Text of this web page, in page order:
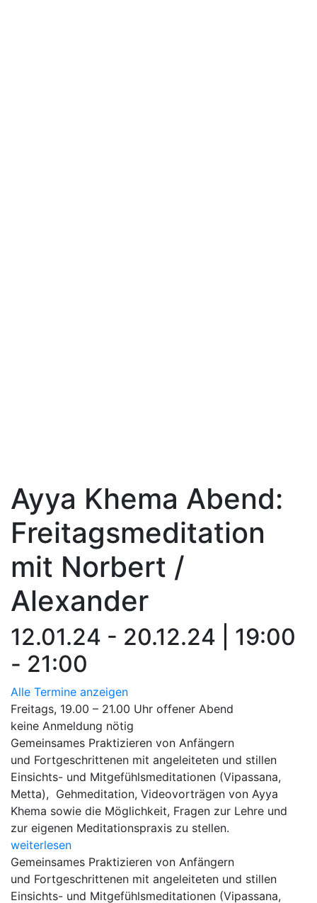
Ayya Khema Abend:
Freitagsmeditation
mit Norbert /
Alexander
12.01.24 - 20.12.24 | 19:00
- 21:00
Alle Termine anzeigen
Freitags, 19.00 – 21.00 Uhr offener Abend
keine Anmeldung nötig
Gemeinsames Praktizieren von Anfängern
und Fortgeschrittenen mit angeleiteten und stillen
Einsichts- und Mitgefühlsmeditationen (Vipassana,
Metta), Gehmeditation, Videovorträgen von Ayya
Khema sowie die Möglichkeit, Fragen zur Lehre und
zur eigenen Meditationspraxis zu stellen.
weiterlesen
Gemeinsames Praktizieren von Anfängern
und Fortgeschrittenen mit angeleiteten und stillen
Einsichts- und Mitgefühlsmeditationen (Vipassana,